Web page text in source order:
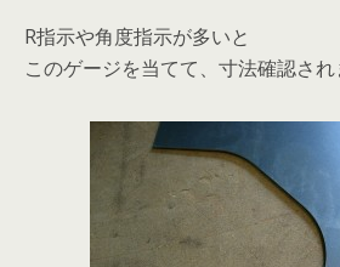
R指示や角度指示が多いと
このゲージを当てて、寸法確認され